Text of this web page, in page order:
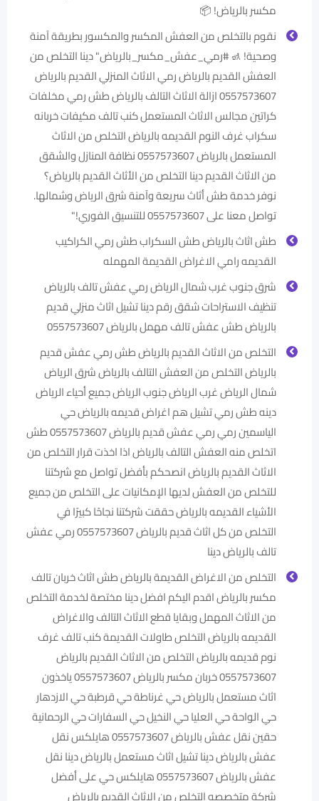
مكسر بالرياض! 📦
نقوم بالتخلص من العفش المكسر والمكسور بطريقة آمنة
وصحية! 🚮 ‎#رمي_عفش_مكسر_بالرياض" دينا التخلص من
العفش القديم بالرياض رمي الاثاث المنزلي القديم بالرياض
0557573607 ازالة الاثاث التالف بالرياض طش رمي مخلفات
كراتين مجالس الاثاث المستعمل كنب تالف مكيفات خربانه
سكراب غرف النوم القديمه بالرياض التخلص من الاثاث
المستعمل بالرياض 0557573607 نظافة المنازل والشقق
من الاثاث القديم دينا التخلص من الأثاث القديم بالرياض؟
نوفر خدمة طش أثاث سريعة وآمنة شرق الرياض وشمالها.
تواصل معنا على 0557573607 للتنسيق الفوري!"
طش اثاث بالرياض طش السكراب طش رمي الكراكيب
القديمه رامي الاغراض القديمة المهمله
شرق جنوب غرب شمال الرياض رمي عفش تالف بالرياض
تنظيف الاستراحات شقق رقم دينا تشيل اثاث منزلي قديم
بالرياض طش عفش تالف مهمل بالرياض 0557573607
التخلص من الاثاث القديم بالرياض طش رمي عفش قديم
بالرياض التخلص من العفش التالف بالرياض شرق الرياض
شمال الرياض غرب الرياض جنوب الرياض جميع أحياء الرياض
دينه طش رمي تشيل هم اغراض قديمه بالرياض حي
الياسمين رمي رمي عفش قديم بالرياض 0557573607 طش
اتخلص منه العفش التالف بالرياض اذا اخذت قرار التخلص من
الاثاث القديم بالرياض انصحكم بأفضل تواصل مع شركتنا
للتخلص من العفش لديها الإمكانيات على التخلص من جميع
الأشياء القديمه بالرياض حققت شركتنا نجاحًا كبيرًا في
التخلص من كل اثاث قديم بالرياض 0557573607 ‏رمي عفش
تالف بالرياض دينا
التخلص من الاغراض القديمة بالرياض طش اثاث خربان تالف
مكسر بالرياض اقدم اليكم افضل دينا مختصة لخدمة التخلص
من الاثاث المهمل وبقايا قطع الاثاث التالف والاغراض
القديمه بالرياض التخلص طاولات القديمة كنب تالف غرف
نوم قديمه بالرياض التخلص من الاثاث القديم بالرياض
0557573607 خربان مكسر بالرياض 0557573607 ياخذون
اثاث مستعمل بالرياض حي غرناطة حي قرطبة حي الازدهار
حي الواحة حي العليا حي النخيل حي السفارات حي الرحمانية
حقين نقل عفش بالرياض 0557573607 هايلكس نقل
عفش بالرياض دينا تشيل اثاث مستعمل بالرياض دينا نقل
عفش بالرياض 0557573607 هايلكس حي على أفضل
شركة متخصصه التخلص من الاثاث القديم بالرياض